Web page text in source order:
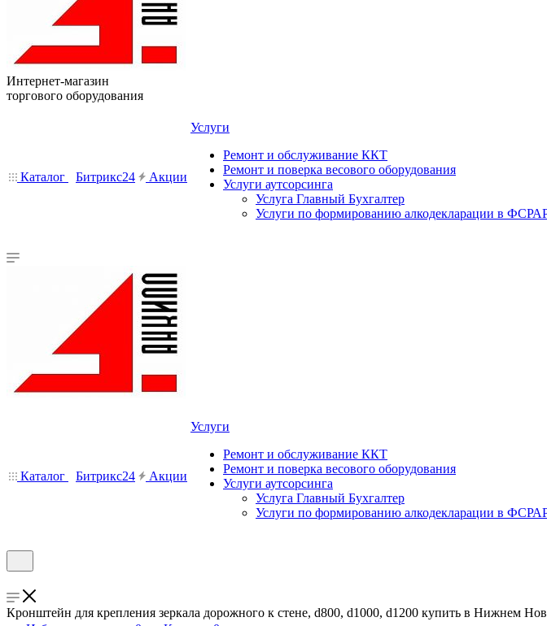
Интернет-магазин
торгового оборудования
Каталог Битрикс24 Акции
Услуги
Ремонт и обслуживание ККТ
Ремонт и поверка весового оборудования
Услуги аутсорсинга
Услуга Главный Бухгалтер
Услуги по формированию алкодекларации в
Каталог Битрикс24 Акции
Услуги
Ремонт и обслуживание ККТ
Ремонт и поверка весового оборудования
Услуги аутсорсинга
Услуга Главный Бухгалтер
Услуги по формированию алкодекларации в
Кронштейн для крепления зеркала дорожного к стене, d800, d1000, d1200 купить в Нижнем